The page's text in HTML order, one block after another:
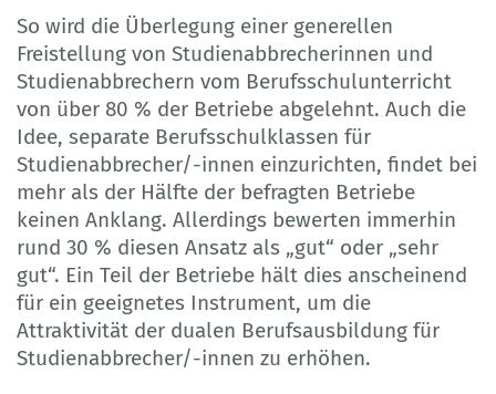
So wird die Überlegung einer generellen
Freistellung von Studienabbrecherinnen und
Studienabbrechern vom Berufsschulunterricht
von über 80 % der Betriebe abgelehnt. Auch die
Idee, separate Berufsschulklassen für
Studienabbrecher/-innen einzurichten, findet bei
mehr als der Hälfte der befragten Betriebe
keinen Anklang. Allerdings bewerten immerhin
rund 30 % diesen Ansatz als „gut“ oder „sehr
gut“. Ein Teil der Betriebe hält dies anscheinend
für ein geeignetes Instrument, um die
Attraktivität der dualen Berufsausbildung für
Studienabbrecher/-innen zu erhöhen.